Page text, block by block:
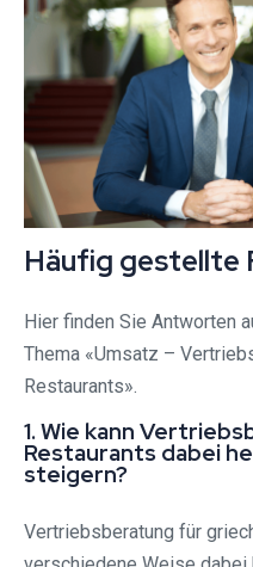
Häufig gestellte
Hier finden Sie Antworten
Thema «Umsatz –
Restaurants».
1. Wie kann
Restaurants dabei
steigern?
Vertriebsberatung für